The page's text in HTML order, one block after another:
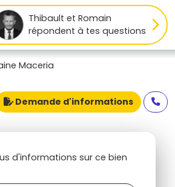
Thibault et Romain
répondent à tes questions
Maceria
Demande d'informations
d'informations sur ce bien